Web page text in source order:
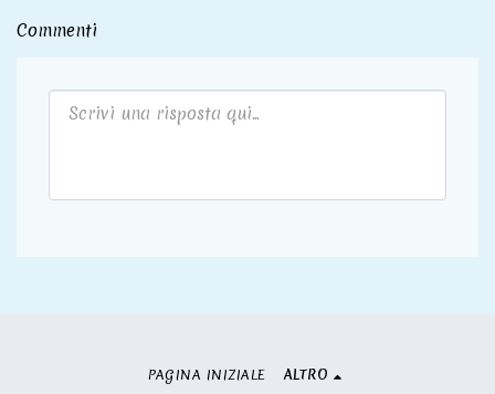
Commenti
PAGINA INIZIALE ALTRO